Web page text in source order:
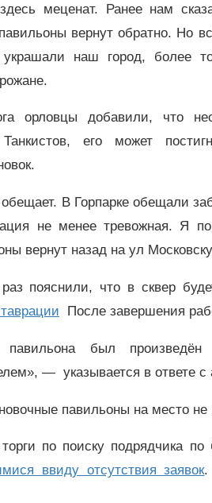
меценат. Ранее нам
вернут обратно. Но
наш город, более
орловцы добавили, что
его может
В Горпарке обещали
не менее тревожная. Я
вернут назад на ул
пояснили, что в сквер
После завершения
павильона был
— указывается в ответе
павильоны на место не
по поиску подрядчика по
ввиду отсутствия заявок.